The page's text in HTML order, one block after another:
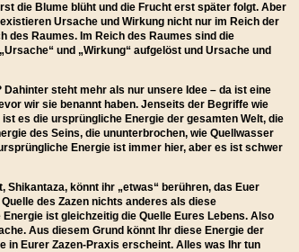
die Blume blüht und die Frucht erst später folgt. Aber
Ursache und Wirkung nicht nur im Reich der
des Raumes. Im Reich des Raumes sind die
und „Wirkung“ aufgelöst und Ursache und
Dahinter steht mehr als nur unsere Idee – da ist eine
wir sie benannt haben. Jenseits der Begriffe wie
ist es die ursprüngliche Energie der gesamten Welt, die
des Seins, die ununterbrochen, wie Quellwasser
Energie ist immer hier, aber es ist schwer
Shikantaza, könnt ihr „etwas“ berühren, das Euer
des Zazen nichts anderes als diese
ist gleichzeitig die Quelle Eures Lebens. Also
Aus diesem Grund könnt Ihr diese Energie der
in Eurer Zazen-Praxis erscheint. Alles was Ihr tun